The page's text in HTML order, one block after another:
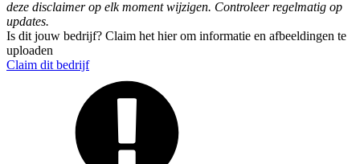
deze disclaimer op elk moment wijzigen. Controleer regelmatig op
updates.
Is dit jouw bedrijf? Claim het hier om informatie en afbeeldingen te
uploaden
Claim dit bedrijf